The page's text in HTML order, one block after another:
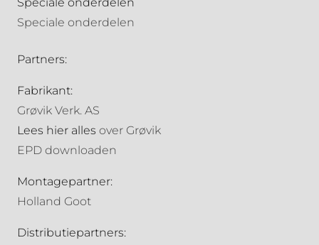
Speciale onderdelen
Speciale onderdelen
Partners:
Fabrikant:
Grøvik Verk. AS
Lees hier alles over Grøvik
EPD downloaden
Montagepartner:
Holland Goot
Distributiepartners: